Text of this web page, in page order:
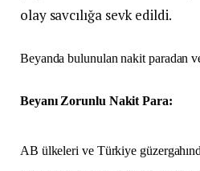
olay savcılığa sevk edildi.
Beyanda bulunulan nakit paradan
Beyanı Zorunlu Nakit Para:
AB ülkeleri ve Türkiye